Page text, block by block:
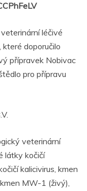
léčivé
doporučilo
přípravek Nobivac
pro přípravu
veterinární
látky kočičí
kalicivirus, kmen
MW-1 (živý),